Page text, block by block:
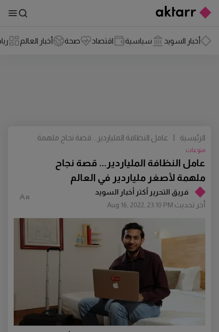
أخبار السويد سياسية اقتصاد صحة أخبار العالم
فريق التحرير أكتر أخبار السويد
أخر تحديث Aug 16, 2022, 23:10 PM
عامل النظافة الملياردير... قصة نجاح
ملهمة لأصغر ملياردير في العالم
منوعات
الرئيسية
عامل النظافة الملياردير... قصة نجاح ملهمة